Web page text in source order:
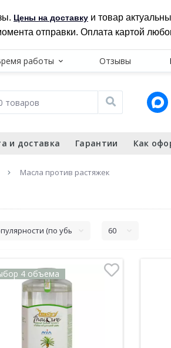
Цены на доставку и товар
отправки. Оплата картой
работы Отзывы
и доставка Гарантии Как
Масла против растяжек
4 объема